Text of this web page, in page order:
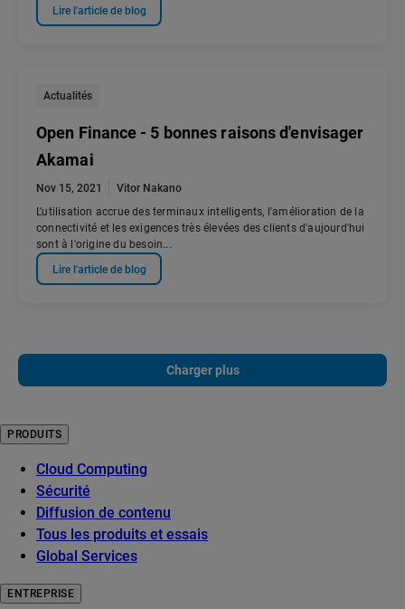
Lire l'article de blog
Actualités
Open Finance - 5 bonnes raisons d'envisager
Akamai
Nov 15, 2021
Vitor Nakano
L'utilisation accrue des terminaux intelligents, l'amélioration de la
connectivité et les exigences très élevées des clients d'aujourd'hui
sont à l'origine du besoin...
Lire l'article de blog
Charger plus
PRODUITS
Cloud Computing
Sécurité
Diffusion de contenu
Tous les produits et essais
Global Services
ENTREPRISE